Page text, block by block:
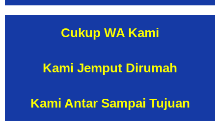
Cukup WA Kami
Kami Jemput Dirumah
Kami Antar Sampai Tujuan